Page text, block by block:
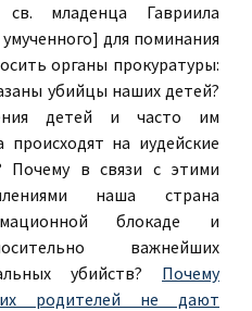
младенца Гавриила
для поминания
органы прокуратуры:
убийцы наших детей?
детей и часто им
на иудейские
Почему в связи с этими
наша страна
блокаде и
важнейших
убийств? Почему
родителей не дают